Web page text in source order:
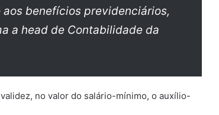
benefícios previdenciários,
a head de Contabilidade da
no valor do salário-mínimo, o auxílio-